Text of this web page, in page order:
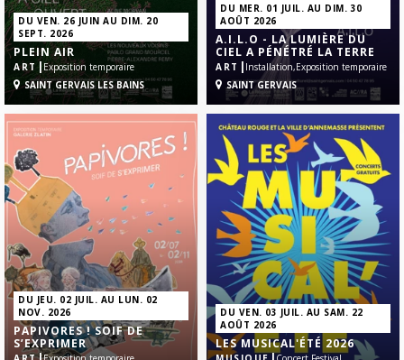
DU VEN. 26 JUIN AU DIM. 20
SEPT. 2026
PLEIN AIR
ART |Exposition temporaire
SAINT GERVAIS LES BAINS
DU MER. 01 JUIL. AU DIM. 30
AOÛT 2026
A.I.L.O - LA LUMIÈRE DU
CIEL A PÉNÉTRÉ LA TERRE
ART | Installation,Exposition temporaire
SAINT GERVAIS
DU JEU. 02 JUIL. AU LUN. 02
NOV. 2026
PAPIVORES ! SOIF DE
S’EXPRIMER
DU VEN. 03 JUIL. AU SAM. 22
AOÛT 2026
LES MUSICAL'ÉTÉ 2026